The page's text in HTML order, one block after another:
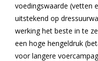
voedingswaarde (vetten
uitstekend op
werking het beste in te
een hoge hengeldruk
voor langere